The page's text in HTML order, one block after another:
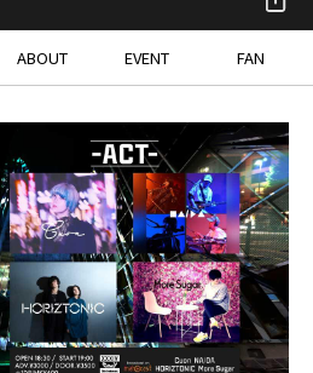
ABOUT EVENT FAN